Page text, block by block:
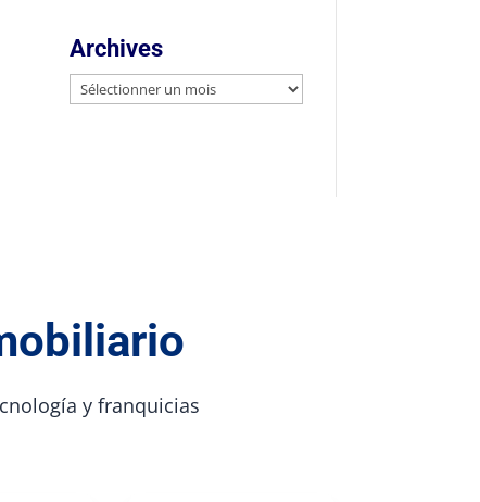
Archives
Archives
y franquicias